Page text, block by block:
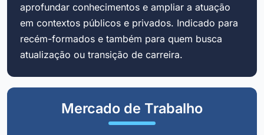
aprofundar conhecimentos e ampliar a atuação
em contextos públicos e privados. Indicado para
recém-formados e também para quem busca
atualização ou transição de carreira.
Mercado de Trabalho